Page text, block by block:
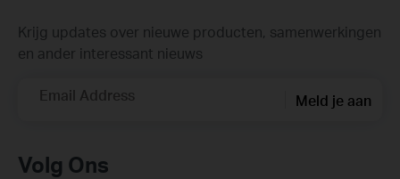
Krijg updates over nieuwe producten, samenwerkingen
en ander interessant nieuws
Email Address Meld je aan
Volg Ons